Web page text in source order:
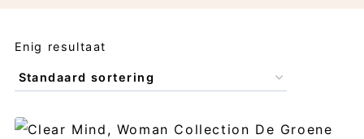
Enig resultaat